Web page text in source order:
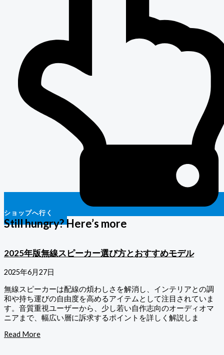
ショップへ行く
Still hungry? Here’s more
2025年版無線スピーカー選び方とおすすめモデル
2025年6月27日
無線スピーカーは配線の煩わしさを解消し、インテリアとの調
和や持ち運びの自由度を高めるアイテムとして注目されていま
す。音質重視ユーザーから、少し若い自作志向のオーディオマ
ニアまで、幅広い層に訴求するポイントを詳しく解説しま
Read More